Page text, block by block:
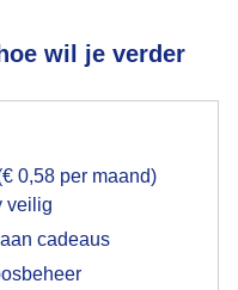
wil je verder
0,58 per maand)
veilig
cadeaus
voor het
op hebt gegeven,
je browser waarin